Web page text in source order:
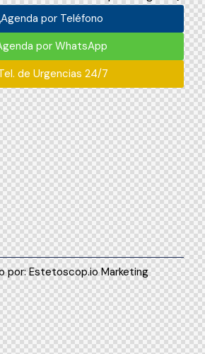
Agenda por Teléfono
por WhatsApp
de Urgencias 24/7
por:Estetoscop.io Marketing